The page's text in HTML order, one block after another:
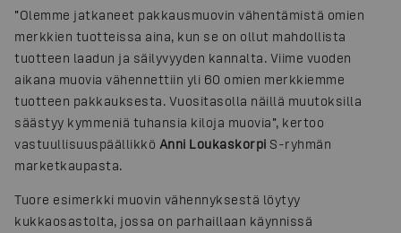
”Olemme jatkaneet pakkausmuovin vähentämistä omien
merkkien tuotteissa aina, kun se on ollut mahdollista
tuotteen laadun ja säilyvyyden kannalta. Viime vuoden
aikana muovia vähennettiin yli 60 omien merkkiemme
tuotteen pakkauksesta. Vuositasolla näillä muutoksilla
säästyy kymmeniä tuhansia kiloja muovia”, kertoo
vastuullisuuspäällikkö Anni Loukaskorpi S-ryhmän
marketkaupasta.
Tuore esimerkki muovin vähennyksestä löytyy
kukkaosastolta, jossa on parhaillaan käynnissä